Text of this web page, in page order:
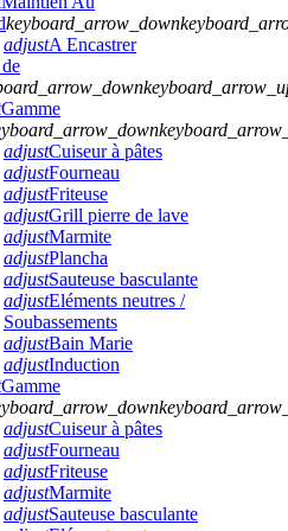
keyboard_arrow_down
adjustA Encastrer
Gamme
adjustCuiseur à pâtes
adjustFourneau
adjustFriteuse
adjustGrill pierre de lave
adjustMarmite
adjustPlancha
adjustSauteuse basculante
adjustEléments neutres /
Soubassements
adjustBain Marie
adjustInduction
Gamme
adjustCuiseur à pâtes
adjustFourneau
adjustFriteuse
adjustMarmite
adjustSauteuse basculante